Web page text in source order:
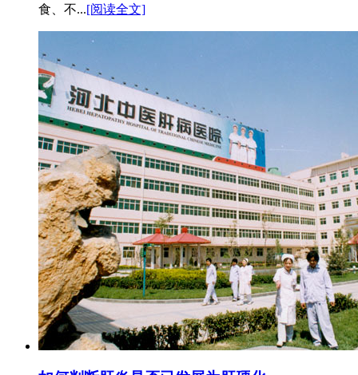
食、不...[阅读全文]